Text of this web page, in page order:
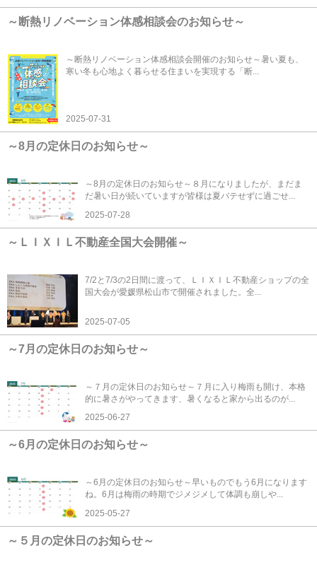
～断熱リノベーション体感相談会のお知らせ～
～断熱リノベーション体感相談会開催のお知らせ～暑い夏も、
寒い冬も心地よく暮らせる住まいを実現する「断...
2025-07-31
～8月の定休日のお知らせ～
～8月の定休日のお知らせ～８月になりましたが、まだま
だ暑い日が続いていますが皆様は夏バテせずに過ごせ...
2025-07-28
～ＬＩＸＩＬ不動産全国大会開催～
7/2と7/3の2日間に渡って、ＬＩＸＩＬ不動産ショップの全
国大会が愛媛県松山市で開催されました。全...
2025-07-05
～7月の定休日のお知らせ～
～７月の定休日のお知らせ～７月に入り梅雨も開け、本格
的に暑さがやってきます、暑くなると家から出るのが...
2025-06-27
～6月の定休日のお知らせ～
～6月の定休日のお知らせ～早いものでもう6月になります
ね。6月は梅雨の時期でジメジメして体調も崩しや...
2025-05-27
～５月の定休日のお知らせ～